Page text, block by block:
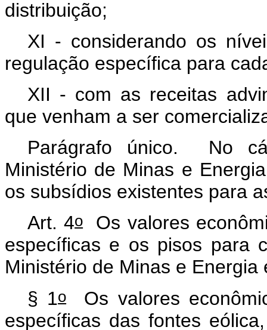
distribuição;
XI - considerando os
regulação específica para
XII - com as receitas
que venham a ser
Parágrafo único. No
Ministério de Minas e
os subsídios existentes para
Art. 4oOs valores
específicas e os pisos para
Ministério de Minas e
§ 1oOs valores
específicas das fontes